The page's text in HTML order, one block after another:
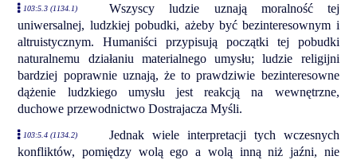
103:5.3 (1134.1)
Wszyscy ludzie uznają moralność tej
uniwersalnej, ludzkiej pobudki, ażeby być bezinteresownym i
altruistycznym. Humaniści przypisują początki tej pobudki
naturalnemu działaniu materialnego umysłu; ludzie religijni
bardziej poprawnie uznają, że to prawdziwie bezinteresowne
dążenie ludzkiego umysłu jest reakcją na wewnętrzne,
duchowe przewodnictwo Dostrajacza Myśli.
103:5.4 (1134.2)
Jednak wiele interpretacji tych wczesnych
konfliktów, pomiędzy wolą ego a wolą inną niż jaźni, nie